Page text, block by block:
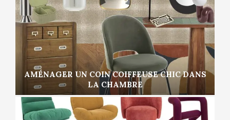
AMÉNAGER UN COIN COIFFEUSE CHIC DANS
LA CHAMBRE